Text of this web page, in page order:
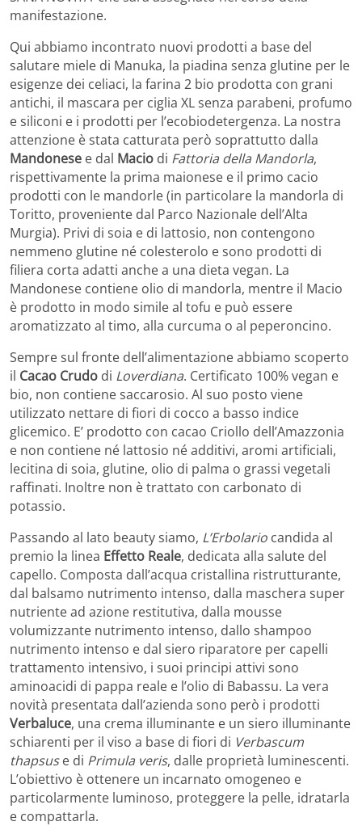
manifestazione.
Qui abbiamo incontrato nuovi prodotti a base del
salutare miele di Manuka, la piadina senza glutine per le
esigenze dei celiaci, la farina 2 bio prodotta con grani
antichi, il mascara per ciglia XL senza parabeni, profumo
e siliconi e i prodotti per l’ecobiodetergenza. La nostra
attenzione è stata catturata però soprattutto dalla
Mandonese e dal Macio di Fattoria della Mandorla,
rispettivamente la prima maionese e il primo cacio
prodotti con le mandorle (in particolare la mandorla di
Toritto, proveniente dal Parco Nazionale dell’Alta
Murgia). Privi di soia e di lattosio, non contengono
nemmeno glutine né colesterolo e sono prodotti di
filiera corta adatti anche a una dieta vegan. La
Mandonese contiene olio di mandorla, mentre il Macio
è prodotto in modo simile al tofu e può essere
aromatizzato al timo, alla curcuma o al peperoncino.
Sempre sul fronte dell’alimentazione abbiamo scoperto
il Cacao Crudo di Loverdiana. Certificato 100% vegan e
bio, non contiene saccarosio. Al suo posto viene
utilizzato nettare di fiori di cocco a basso indice
glicemico. E’ prodotto con cacao Criollo dell’Amazzonia
e non contiene né lattosio né additivi, aromi artificiali,
lecitina di soia, glutine, olio di palma o grassi vegetali
raffinati. Inoltre non è trattato con carbonato di
potassio.
Passando al lato beauty siamo, L’Erbolario candida al
premio la linea Effetto Reale, dedicata alla salute del
capello. Composta dall’acqua cristallina ristrutturante,
dal balsamo nutrimento intenso, dalla maschera super
nutriente ad azione restitutiva, dalla mousse
volumizzante nutrimento intenso, dallo shampoo
nutrimento intenso e dal siero riparatore per capelli
trattamento intensivo, i suoi principi attivi sono
aminoacidi di pappa reale e l’olio di Babassu. La vera
novità presentata dall’azienda sono però i prodotti
Verbaluce, una crema illuminante e un siero illuminante
schiarenti per il viso a base di fiori di Verbascum
thapsuse di Primula veris, dalle proprietà luminescenti.
L’obiettivo è ottenere un incarnato omogeneo e
particolarmente luminoso, proteggere la pelle, idratarla
e compattarla.